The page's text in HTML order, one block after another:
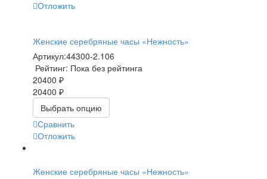
Отложить
Женские серебряные часы «Нежность»
Артикул:44300-2.106
Рейтинг: Пока без рейтинга
20400 ₽
20400 ₽
Выбрать опцию
Сравнить
Отложить
Женские серебряные часы «Нежность»